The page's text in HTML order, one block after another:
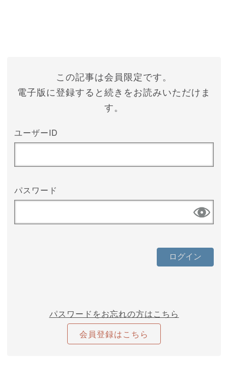
この記事は会員限定です。
電子版に登録すると続きをお読みいただけま
す。
ユーザーID
パスワード
パスワードをお忘れの方はこちら
会員登録はこちら